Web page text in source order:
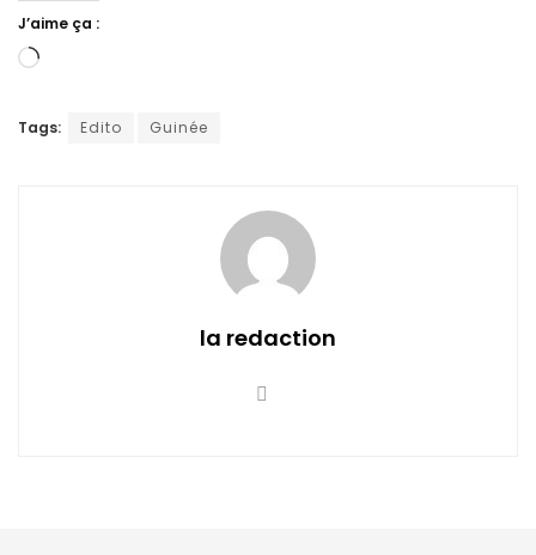
J’aime ça :
Chargement…
Tags: Edito Guinée
la redaction